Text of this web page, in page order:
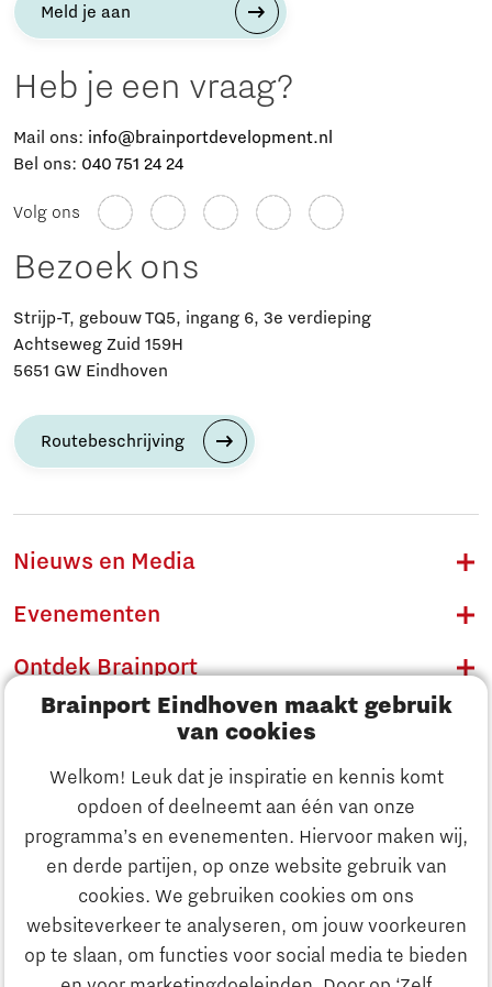
Brainport Eindhoven maakt gebruik
van cookies
Welkom! Leuk dat je inspiratie en kennis komt
opdoen of deelneemt aan één van onze
programma’s en evenementen. Hiervoor maken wij,
en derde partijen, op onze website gebruik van
cookies. We gebruiken cookies om ons
websiteverkeer te analyseren, om jouw voorkeuren
op te slaan, om functies voor social media te bieden
Ontdek Brainport
Innovatie
Meld je aan
Heb je een vraag?
Mail ons: info@brainportdevelopment.nl
Bel ons: 040 751 24 24
Volg ons
Bezoek ons
Strijp-T, gebouw TQ5, ingang 6, 3e verdieping
Achtseweg Zuid 159H
5651 GW Eindhoven
Routebeschrijving
Nieuws en Media
Evenementen
Ontdek Brainport
Innovatie
Ondernemen
Onderwijs
Maatschappelijk
Strategie & Organisatie